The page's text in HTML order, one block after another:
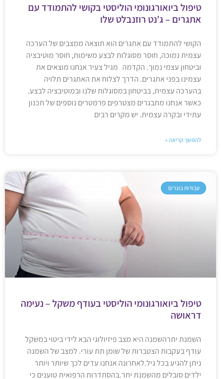
טיפול ביואורגונומי הוליסטי בקושי להתמודד עם
אתגרים – ג’נט רוזנבלט שלו
הקושי להתמודד עם אתגרים הוא תוצאה ממצבים של הערכה
עצמית נמוכה, חוסר מסוגלות לבצע משימות, חוסר מוטיבציה
וביטחון עצמי נמוך. הקדמה מגיל צעיר אנחנו מוצאים את
עצמינו בפני אתגרים. הדרך לצלוח את האתגרים תלויה
בהערכה עצמית, בביטחון במסוגלות שלנו ובמוטיבציה לבצע.
כאשר אנחנו מתבגרים מצטרפים פרמטרים נוספים של תכנון
עתידי ובקרה עצמית. יש מקרים רבים
להמשך קריאה »
עבודות בוגרים
טיפול ביואורגונומי הוליסטי בעודף משקל – נעימה
דראושה
השמנת יתרהשמנה היא מצב פיזיולוגי הבא לידי ביטוי במשקל
עודף בעקבות הצטברות של שומן תת עורי. למצב של השמנה
ניתן להגיע בכל גיל.לאחרונה אנחנו עדים לכך שיותר ויותר
ילדים סובלים מהשמנת יתר.בהסתדרות הרפואית טוענים כי